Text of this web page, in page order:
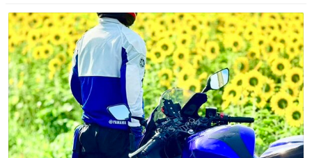
ト
数
数